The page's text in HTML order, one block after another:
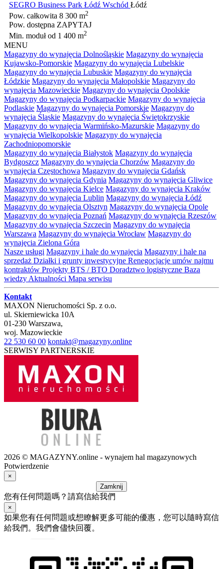
SEGRO Business Park Łódź Wschód Łódź
Pow. całkowita 8 300 m2
Pow. dostępna ZAPYTAJ
Min. modułod 1 400 m2
MENU
Magazyny do wynajęcia Dolnośląskie Magazyny do wynajęcia
Kujawsko-Pomorskie Magazyny do wynajęcia Lubelskie
Magazyny do wynajęcia Lubuskie Magazyny do wynajęcia
Łódzkie Magazyny do wynajęcia Małopolskie Magazyny do
wynajęcia Mazowieckie Magazyny do wynajęcia Opolskie
Magazyny do wynajęcia Podkarpackie Magazyny do wynajęcia
Podlaskie Magazyny do wynajęcia Pomorskie Magazyny do
wynajęcia Śląskie Magazyny do wynajęcia Świętokrzyskie
Magazyny do wynajęcia Warmińsko-Mazurskie Magazyny do
wynajęcia Wielkopolskie Magazyny do wynajęcia
Zachodniopomorskie
Magazyny do wynajęcia Białystok Magazyny do wynajęcia
Bydgoszcz Magazyny do wynajęcia Chorzów Magazyny do
wynajęcia Częstochowa Magazyny do wynajęcia Gdańsk
Magazyny do wynajęcia Gdynia Magazyny do wynajęcia Gliwice
Magazyny do wynajęcia Kielce Magazyny do wynajęcia Kraków
Magazyny do wynajęcia Lublin Magazyny do wynajęcia Łódź
Magazyny do wynajęcia Olsztyn Magazyny do wynajęcia Opole
Magazyny do wynajęcia Poznań Magazyny do wynajęcia Rzeszów
Magazyny do wynajęcia Szczecin Magazyny do wynajęcia
Warszawa Magazyny do wynajęcia Wrocław Magazyny do
wynajęcia Zielona Góra
Nasze usługi Magazyny i hale do wynajęcia Magazyny i hale na
sprzedaż Działki i grunty inwestycyjne Renegocjacje umów najmu
kontraktów Projekty BTS / BTO Doradztwo logistyczne Baza
wiedzy Aktualności Mapa serwisu
Kontakt
MAXON Nieruchomości Sp. z o.o.
ul. Skierniewicka 10A
01-230 Warszawa,
woj. Mazowieckie
22 530 60 00 kontakt@magazyny.online
SERWISY PARTNERSKIE
2026 © MAGAZYNY.online - wynajem hal magazynowych
Potwierdzenie
×
Zamknij
您有任何問題嗎？請寫信給我們
×
如果您有任何問題或想瞭解更多可能的優惠，您可以隨時寫信
給我們。我們會儘快回覆。